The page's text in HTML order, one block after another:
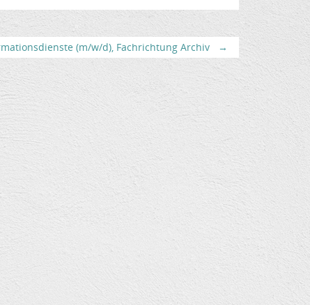
(m/w/d), Fachrichtung Archiv
→